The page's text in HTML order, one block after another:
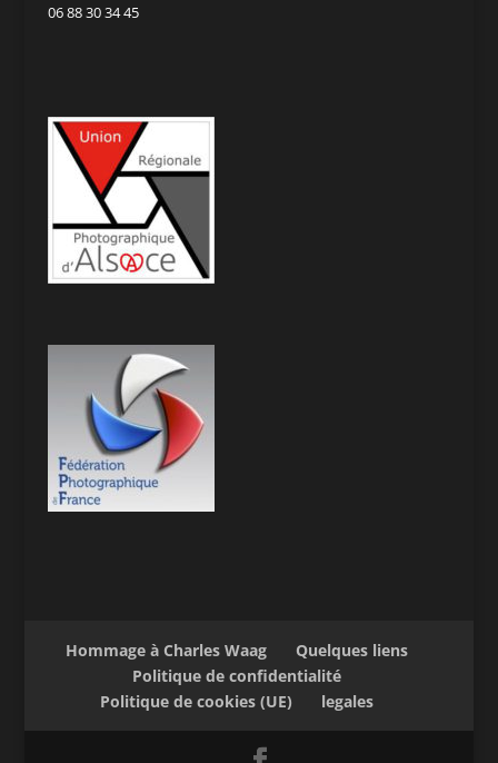
06 88 30 34 45
Hommage à Charles Waag
Quelques liens
Politique de confidentialité
Politique de cookies (UE)
legales